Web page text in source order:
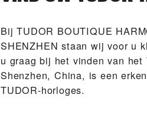
Bij ‭TUDOR BOUTIQUE
SHENZHEN‬ staan wij voor u
u graag bij het vinden van
Shenzhen, China, is een
TUDOR-horloges.